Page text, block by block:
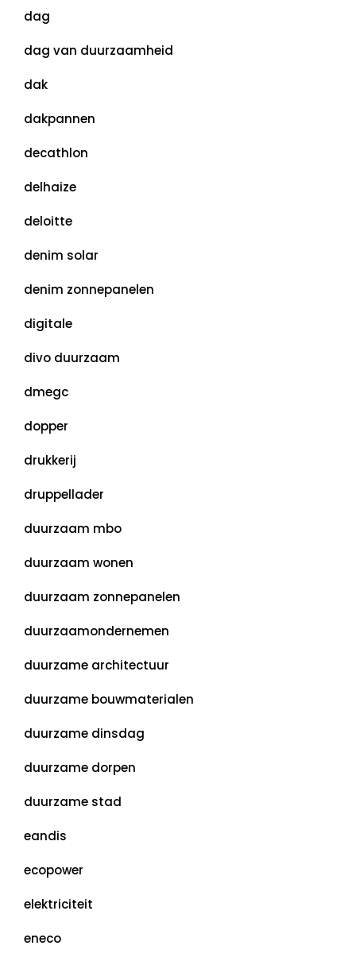
dag
dag van duurzaamheid
dak
dakpannen
decathlon
delhaize
deloitte
denim solar
denim zonnepanelen
digitale
divo duurzaam
dmegc
dopper
drukkerij
druppellader
duurzaam mbo
duurzaam wonen
duurzaam zonnepanelen
duurzaamondernemen
duurzame architectuur
duurzame bouwmaterialen
duurzame dinsdag
duurzame dorpen
duurzame stad
eandis
ecopower
elektriciteit
eneco